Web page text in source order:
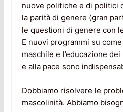
nuove politiche e di politici
la parità di genere (gran
le questioni di genere con
E nuovi programmi su
maschile e l’educazione
e alla pace sono
Dobbiamo risolvere le
mascolinità. Abbiamo